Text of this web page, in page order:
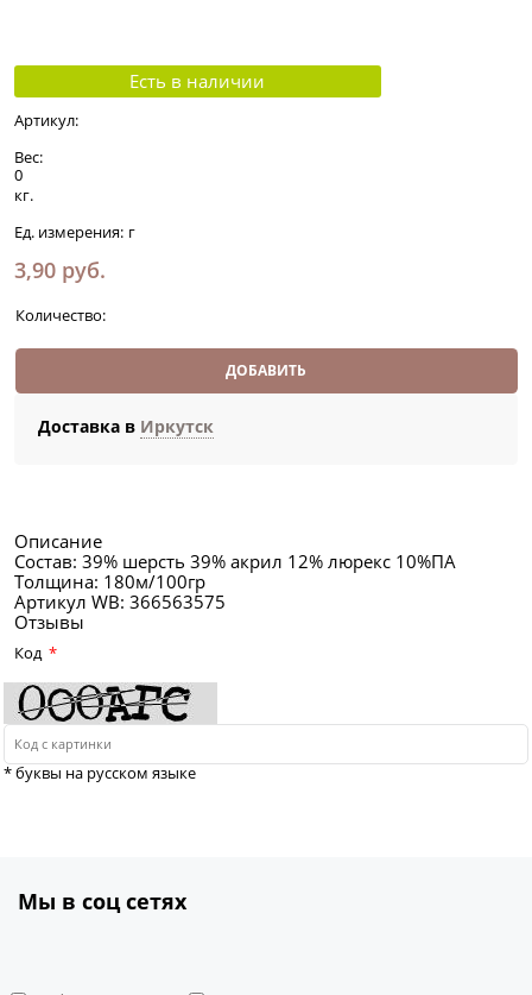
Есть в наличии
Артикул:
Вес:
0
кг.
Ед. измерения: г
3,90 руб.
Количество:
ДОБАВИТЬ
Доставка в Иркутск
Описание
Состав: 39% шерсть 39% акрил 12% люрекс 10%ПА
Толщина: 180м/100гр
Артикул WB: 366563575
Отзывы
Код
* буквы на русском языке
Мы в соц сетях